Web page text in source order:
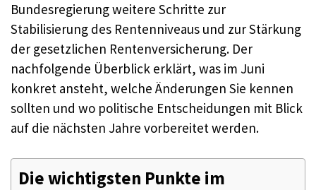
Bundesregierung weitere Schritte zur
Stabilisierung des Rentenniveaus und zur Stärkung
der gesetzlichen Rentenversicherung. Der
nachfolgende Überblick erklärt, was im Juni
konkret ansteht, welche Änderungen Sie kennen
sollten und wo politische Entscheidungen mit Blick
auf die nächsten Jahre vorbereitet werden.
Die wichtigsten Punkte im